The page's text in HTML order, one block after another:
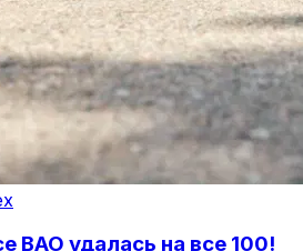
BAO удалась на все 100!